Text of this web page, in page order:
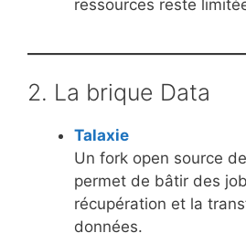
ressources reste
2. La brique Data
Talaxie
Un fork open source
permet de bâtir des
récupération et la
données.